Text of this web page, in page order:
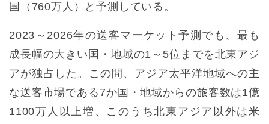
国（760万人）と予測している。
2023～2026年の送客マーケット予測でも、最も
成長幅の大きい国・地域の1～5位までを北東アジ
アが独占した。この間、アジア太平洋地域への主
な送客市場である7か国・地域からの旅客数は1億
1100万人以上増、このうち北東アジア以外は米